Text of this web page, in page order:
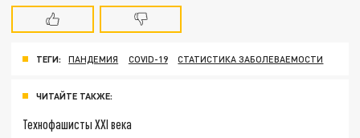
ТЕГИ: ПАНДЕМИЯ COVID-19 СТАТИСТИКА ЗАБОЛЕВАЕМОСТИ
ЧИТАЙТЕ ТАКЖЕ:
Технофашисты XXI века